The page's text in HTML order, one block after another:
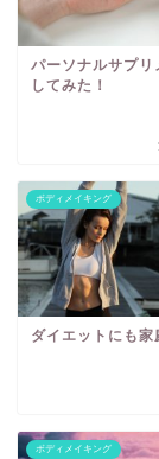
パーソナルサプリ
してみた！
ボディメイキング
ダイエットにも家
ボディメイキング